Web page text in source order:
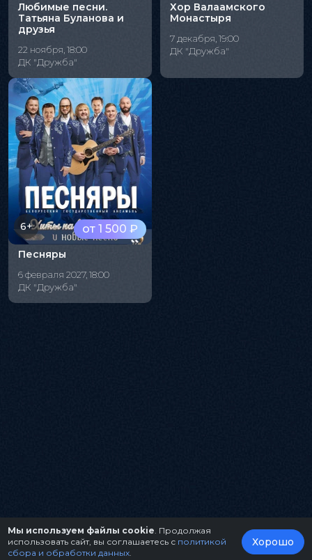
Любимые песни.
Татьяна Буланова и
друзья
22 ноября, 18:00
ДК "Дружба"
Хор Валаамского
Монастыря
7 декабря, 19:00
ДК "Дружба"
от 1 500 ₽
6+
Песняры
6 февраля 2027, 18:00
ДК "Дружба"
Мы используем файлы cookie . Продолжая
использовать сайт, вы соглашаетесь с политикой
сбора и обработки данных
Хорошо